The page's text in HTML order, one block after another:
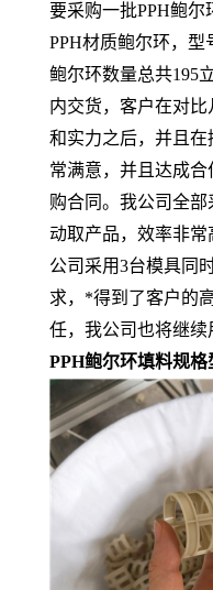
要采购一批PPH鲍
PPH材质鲍尔环，型
鲍尔环数量总共195
内交货，客户在对
和实力之后，并且
常满意，并且达成
购合同。我公司全
动取产品，效率非
公司采用3台模具同
求，*得到了客户的
任，我公司也将继续
PPH鲍尔环填料规格